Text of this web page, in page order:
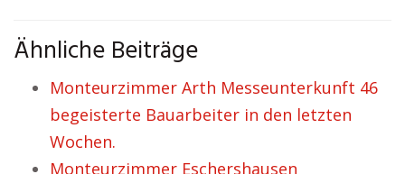
Ähnliche Beiträge
Monteurzimmer Arth Messeunterkunft 46
begeisterte Bauarbeiter in den letzten
Wochen.
Monteurzimmer Eschershausen